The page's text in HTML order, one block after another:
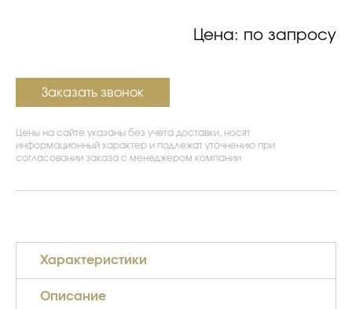
Цена: по запросу
Заказать звонок
Цены на сайте указаны без учета доставки, носят
информационный характер и подлежат уточнению при
согласовании заказа с менеджером компании
Характеристики
Описание